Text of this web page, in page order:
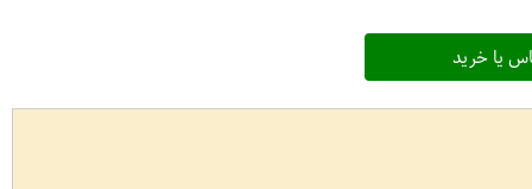
یا خرید